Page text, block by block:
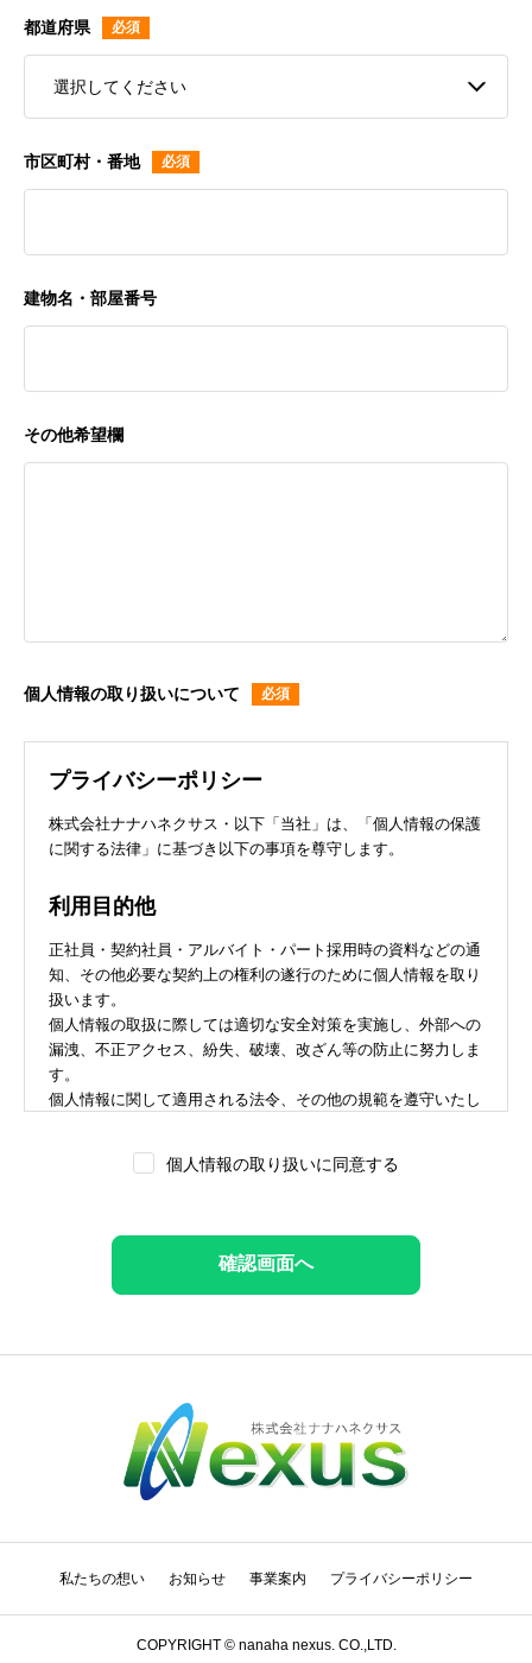
都道府県
市区町村・番地
建物名・部屋番号
その他希望欄
個人情報の取り扱いについて
プライバシーポリシー
株式会社ナナハネクサス・以下「当社」は、「個人情報の保護
に関する法律」に基づき以下の事項を尊守します。
利用目的他
正社員・契約社員・アルバイト・パート採用時の資料などの通
知、その他必要な契約上の権利の遂行のために個人情報を取り
扱います。
個人情報の取扱に際しては適切な安全対策を実施し、外部への
漏洩、不正アクセス、紛失、破壊、改ざん等の防止に努力しま
す。
個人情報に関して適用される法令、その他の規範を遵守いたし
当社は、外部へ業務提供・委託する場合、および以下のいずれ
かに該当する場合を除き、個人情報を第三者へ開示・提供しま
ご本人の同意を頂いている場合
法令に基づき開示・提供を求められた場合
生命、身体または財産の保護のために必要な場合に、ご
本人の同意を得ることが困難である場合
国または地方公共団体等がが法令の定める事務を実施協
力への必要上、お客様の同意を得ることにより当該事務
個人情報の削除など
し、ご本人からの開示・訂正・利用停止・削除等のご請求は、
個人情報の取り扱いに同意する
私たちの想い お知らせ 事業案内 プライバシーポリシー
COPYRIGHT © nanaha nexus. CO.,LTD.